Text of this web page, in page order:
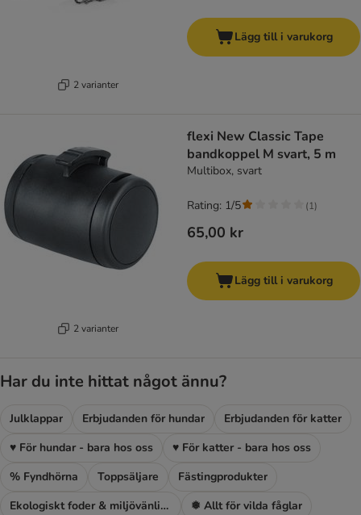
2 varianter
Lägg till i varukorg
2 varianter
flexi New Classic Tape
bandkoppel M svart, 5 m
Multibox, svart
65,00 kr
Rating: 1/5 (1)
Lägg till i varukorg
Har du inte hittat något ännu?
Julklappar Erbjudanden för hundar
Erbjudanden för katter
♥ För hundar - bara hos oss
♥ För katter - bara hos oss
% Fyndhörna
Toppsäljare
Fästingprodukter
Ekologiskt foder & miljövänlig kattsand
❅ Allt för vilda fåglar